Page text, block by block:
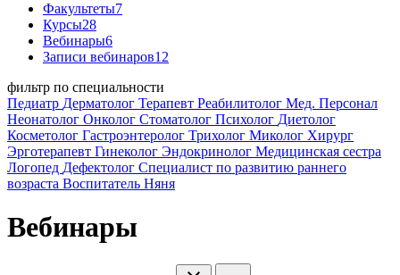
Факультеты7
Курсы28
Вебинары6
Записи вебинаров12
фильтр по специальности
Педиатр Дерматолог Терапевт Реабилитолог Мед. Персонал
Неонатолог Онколог Стоматолог Психолог Диетолог
Косметолог Гастроэнтеролог Трихолог Миколог Хирург
Эрготерапевт Гинеколог Эндокринолог Медицинская сестра
Логопед Дефектолог Специалист по развитию раннего
возраста Воспитатель Няня
Вебинары